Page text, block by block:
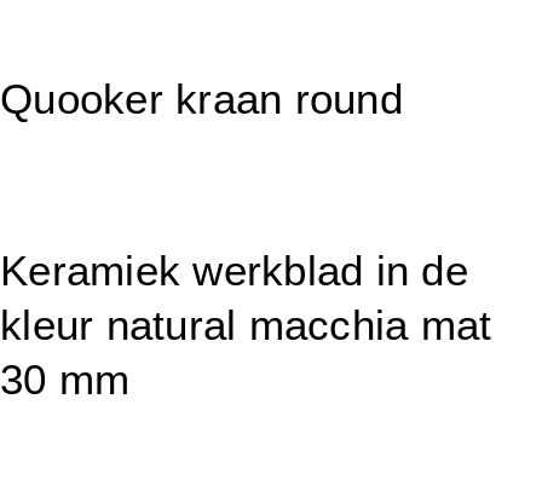
Quooker kraan round
Keramiek werkblad in de
kleur natural macchia mat
30 mm